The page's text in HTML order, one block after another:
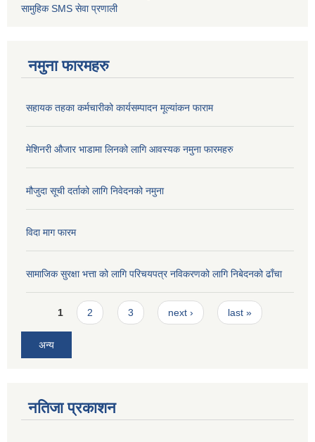
सामुहिकSMS सेवाप्रणाली
नमुना फारमहरु
सहायक तहका कर्मचारीको कार्यसम्पादन मूल्यांकन फाराम
मेशिनरी औजार भाडामा लिनको लागि आवस्यक नमुना फारमहरु
मौजुदा सूची दर्ताको लागि निवेदनको नमुना
विदा माग फारम
सामाजिक सुरक्षा भत्ता को लागि परिचयपत्र नविकरणको लागि निबेदनको ढाँचा
Pages
1 2 3 next › last »
अन्य
नतिजा प्रकाशन